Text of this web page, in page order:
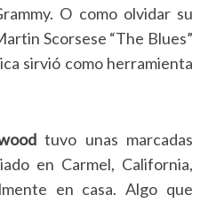
O como olvidar su
Scorsese “The Blues”
sirvió como herramienta
tuvo unas marcadas
en Carmel, California,
en casa. Algo que